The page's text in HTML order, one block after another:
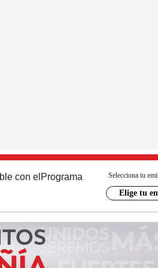
con el Programa Selecciona tu
Elige tu